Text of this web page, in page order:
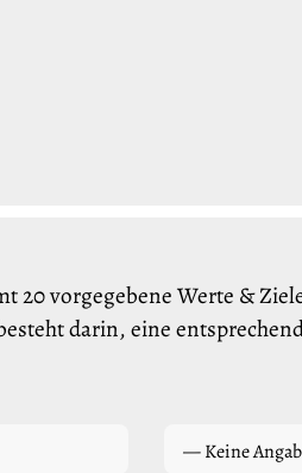
vorgegebene Werte &
darin, eine
— Keine